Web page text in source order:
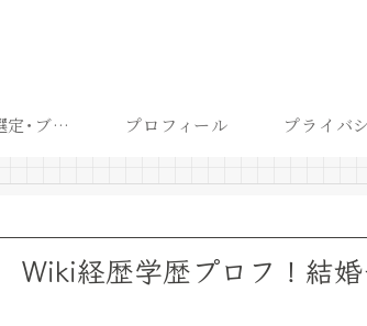
中古ドメイン選定･ブログ開設後最短での収益化戦略 プロフィール プライバ
Wiki経歴学歴プロフ！結